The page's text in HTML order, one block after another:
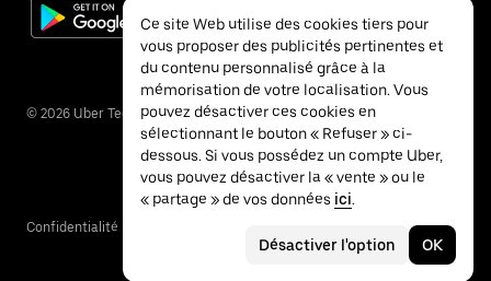
© 2026 Uber Technologies Inc.
Confidentialité
Ce site Web utilise des cookies tiers pour
vous proposer des publicités pertinentes et
du contenu personnalisé grâce à la
mémorisation de votre localisation. Vous
pouvez désactiver ces cookies en
sélectionnant le bouton « Refuser » ci-
dessous. Si vous possédez un compte Uber,
vous pouvez désactiver la « vente » ou le
« partage » de vos données ici.
Désactiver l'option OK